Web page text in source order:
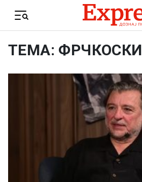
Menu
ТЕМА: ФРЧКОСКИ